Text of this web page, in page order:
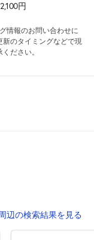
円
情報のお問い合わせに
のタイミングなどで現
ださい。
辺の検索結果を見る